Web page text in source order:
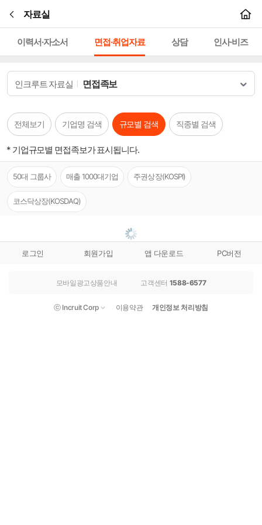
자료실
이력서·자소서 면접·취업자료 상담 인사·비즈
인크루트 자료실 면접족보
전체보기 기업명 검색 규모별 검색 직종별 검색
* 기업규모별 면접족보가 표시됩니다.
50대 그룹사 매출 1000대기업 주권상장(KOSPI)
코스닥상장(KOSDAQ)
로그인 회원가입 앱 다운로드 PC버전
모바일광고상품안내 고객센터 1588-6577
ⓒ Incruit Corp 이용약관 개인정보 처리방침